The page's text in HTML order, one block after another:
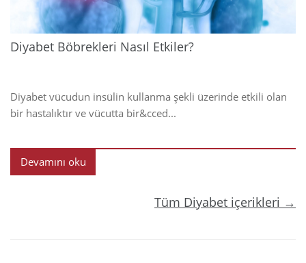
Diyabet Böbrekleri Nasıl Etkiler?
Diyabet vücudun insülin kullanma şekli üzerinde etkili olan
bir hastalıktır ve vücutta bir&cced...
Devamını oku
Tüm Diyabet içerikleri →